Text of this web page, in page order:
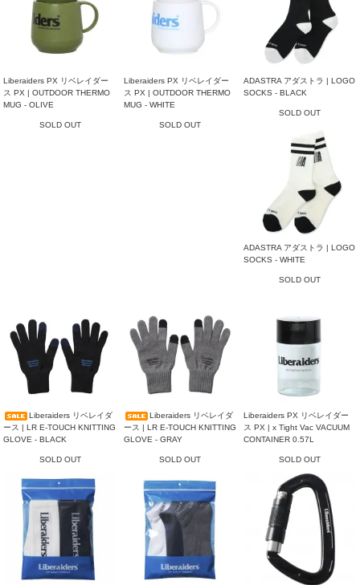
Liberaiders PX リベレイダー
ス PX | OUTDOOR THERMO
MUG - OLIVE
SOLD OUT
Liberaiders PX リベレイダー
ス PX | OUTDOOR THERMO
MUG - WHITE
SOLD OUT
ADASTRA アダストラ | LOGO
SOCKS - BLACK
SOLD OUT
ADASTRA アダストラ | LOGO
SOCKS - WHITE
SOLD OUT
Liberaiders リベレイダ
ース | LR E-TOUCH KNITTING
GLOVE - BLACK
SOLD OUT
Liberaiders リベレイダ
ース | LR E-TOUCH KNITTING
GLOVE - GRAY
SOLD OUT
Liberaiders PX リベレイダー
ス PX | x Tight Vac VACUUM
CONTAINER 0.57L
SOLD OUT